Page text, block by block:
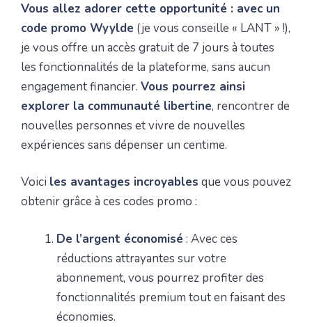
Vous allez adorer cette opportunité : avec un
code promo Wyylde (je vous conseille « LANT » !),
je vous offre un accès gratuit de 7 jours à toutes
les fonctionnalités de la plateforme, sans aucun
engagement financier. Vous pourrez ainsi
explorer la communauté libertine, rencontrer de
nouvelles personnes et vivre de nouvelles
expériences sans dépenser un centime.
Voici les avantages incroyables que vous pouvez
obtenir grâce à ces codes promo :
De l’argent économisé : Avec ces
réductions attrayantes sur votre
abonnement, vous pourrez profiter des
fonctionnalités premium tout en faisant des
économies.